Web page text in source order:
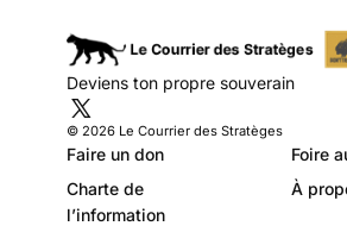
notamment
automobile.
composants
Tout comme
manufacturièr
Deviens ton propre souverain
© 2026 Le Courrier des Stratèges
Faire un don
Foire
Charte de
l’information
À